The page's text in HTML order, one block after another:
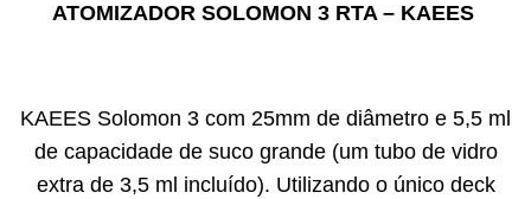
ATOMIZADOR SOLOMON 3 RTA – KAEES
KAEES Solomon 3 com 25mm de diâmetro e 5,5 ml
de capacidade de suco grande (um tubo de vidro
extra de 3,5 ml incluído). Utilizando o único deck